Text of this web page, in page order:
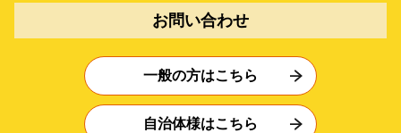
お問い合わせ
一般の方はこちら
自治体様はこちら